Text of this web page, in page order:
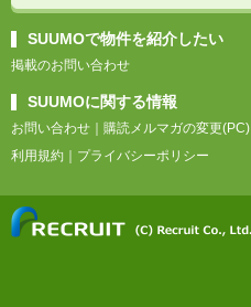
SUUMOで物件を紹介したい
掲載のお問い合わせ
SUUMOに関する情報
お問い合わせ ｜ 購読メルマガの変更(PC)
利用規約 ｜ プライバシーポリシー